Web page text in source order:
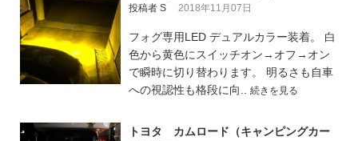
投稿者 S 2018年11月07日
フォグ専用LED デュアルカラー装着。 白
色から黄色にスイッチオン→オフ→オン
で瞬時に切り替わります。 明るさも自車
への視認性も格段に向.. 続きを見る
トヨタ カムロード（キャンピングカー